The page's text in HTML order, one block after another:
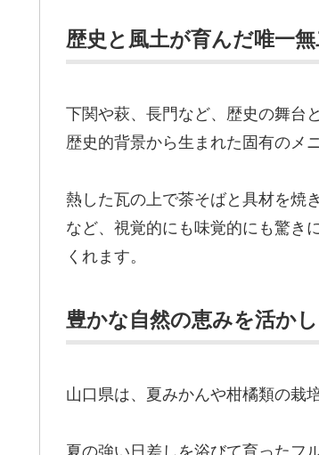
歴史と風土が育んだ唯一
下関や萩、長門など、歴史の舞台
歴史的背景から生まれた固有のメ
熱した瓦の上で茶そばと具材を焼
など、視覚的にも味覚的にも驚き
くれます。
豊かな自然の恵みを活か
山口県は、夏みかんや柑橘類の栽
夏の強い日差しを浴びて育ったフ